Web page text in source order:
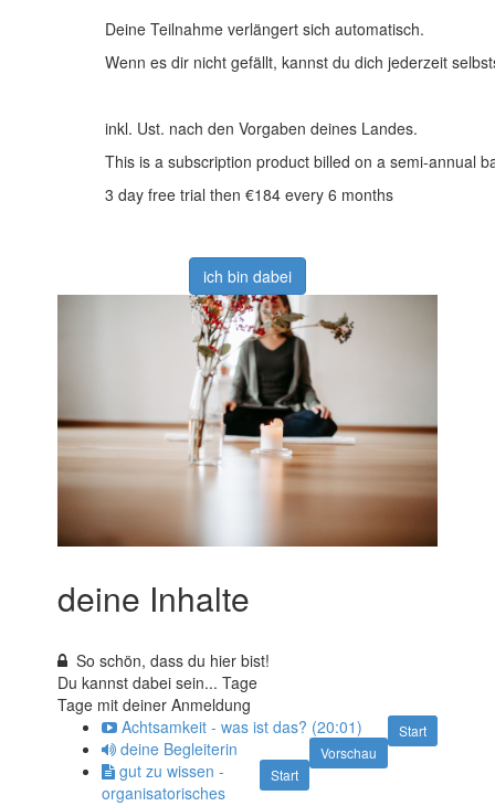
Deine Teilnahme verlängert sich automatisch.
Wenn es dir nicht gefällt, kannst du dich jederzeit
inkl. Ust. nach den Vorgaben deines Landes.
This is a subscription product billed on a semi-annual
3 day free trial then €184 every 6 months
ich bin dabei
deine Inhalte
So schön, dass du hier bist!
Du kannst dabei sein...Tage
Tage mit deiner Anmeldung
Start
Achtsamkeit - was ist das? (20:01)
Vorschau
deine Begleiterin
Start
gut zu wissen -
organisatorisches